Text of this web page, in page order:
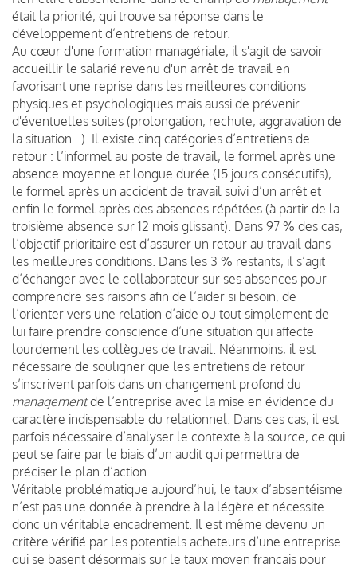
était la priorité, qui trouve sa réponse dans le
développement d’entretiens de retour.
Au cœur d'une formation managériale, il s'agit de savoir
accueillir le salarié revenu d'un arrêt de travail en
favorisant une reprise dans les meilleures conditions
physiques et psychologiques mais aussi de prévenir
d'éventuelles suites (prolongation, rechute, aggravation de
la situation...). Il existe cinq catégories d’entretiens de
retour : l’informel au poste de travail, le formel après une
absence moyenne et longue durée (15 jours consécutifs),
le formel après un accident de travail suivi d’un arrêt et
enfin le formel après des absences répétées (à partir de la
troisième absence sur 12 mois glissant). Dans 97 % des cas,
l’objectif prioritaire est d’assurer un retour au travail dans
les meilleures conditions. Dans les 3 % restants, il s’agit
d’échanger avec le collaborateur sur ses absences pour
comprendre ses raisons afin de l’aider si besoin, de
l’orienter vers une relation d’aide ou tout simplement de
lui faire prendre conscience d’une situation qui affecte
lourdement les collègues de travail. Néanmoins, il est
nécessaire de souligner que les entretiens de retour
s’inscrivent parfois dans un changement profond du
managementde l’entreprise avec la mise en évidence du
caractère indispensable du relationnel. Dans ces cas, il est
parfois nécessaire d’analyser le contexte à la source, ce qui
peut se faire par le biais d’un audit qui permettra de
préciser le plan d’action.
Véritable problématique aujourd’hui, le taux d’absentéisme
n’est pas une donnée à prendre à la légère et nécessite
donc un véritable encadrement. Il est même devenu un
critère vérifié par les potentiels acheteurs d’une entreprise
qui se basent désormais sur le taux moyen français pour